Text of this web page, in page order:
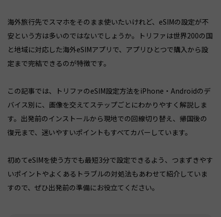
海外旅行先でスマホをそのまま使いたいけれど、eSIMの設定が不
安という方は多いのではないでしょうか。トリファは世界200の国
と地域に対応した海外eSIMアプリで、アプリひとつで購入から設
定まで完結できるのが特徴です。
この記事では、トリファのeSIM設定方法をiPhone・Androidのデ
バイス別に、画像を交えてステップごとにわかりやすく解説しま
す。出発前のインストールから現地での回線切り替え、帰国後の
復元まで、迷いやすいポイントもすべてカバーしています。
初めてeSIMを使う方でも最短3分で設定できるよう、つまずきやす
いポイントやよくあるトラブルの対処法もあわせて紹介していま
すので、ぜひ出発前の準備にお役立てください。